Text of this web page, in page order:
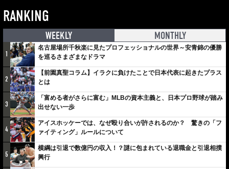
RANKING
WEEKLY MONTHLY
1
名古屋場所千秋楽に見たプロフェッショナルの世界～安青錦の優勝
を巡るさまざまなドラマ
2
【前園真聖コラム】イラクに負けたことで日本代表に起きたプラス
とは
3
「富める者がさらに富む」MLBの資本主義と、日本プロ野球が踏み
出せない一歩
4
アイスホッケーでは、なぜ殴り合いが許されるのか？ 驚きの「フ
ァイティング」ルールについて
5
横綱は引退で数億円の収入！？謎に包まれている退職金と引退相撲
興行